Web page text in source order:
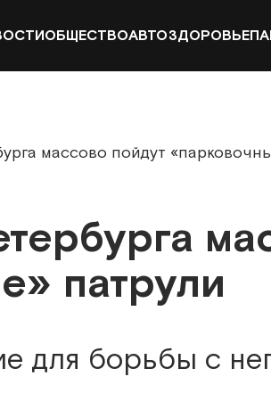
ОБЩЕСТВОАВТОЗДОРОВЬЕ
массово пойдут
патрули
для борьбы с